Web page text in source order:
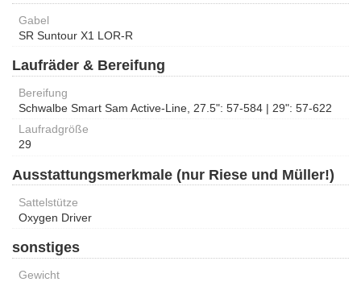
Gabel
SR Suntour X1 LOR-R
Laufräder & Bereifung
Bereifung
Schwalbe Smart Sam Active-Line, 27.5": 57-584 | 29": 57-622
Laufradgröße
29
Ausstattungsmerkmale (nur Riese und Müller!)
Sattelstütze
Oxygen Driver
sonstiges
Gewicht